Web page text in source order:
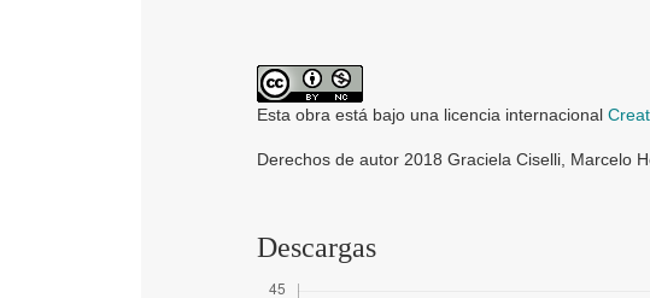
Esta obra está bajo una licencia internacional
Derechos de autor 2018 Graciela Ciselli, Marcelo
Descargas